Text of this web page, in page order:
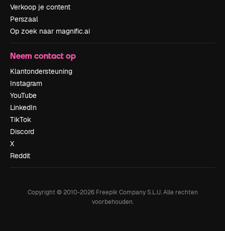
Verkoop je content
Perszaal
Op zoek naar magnific.ai
Neem contact op
Klantondersteuning
Instagram
YouTube
LinkedIn
TikTok
Discord
X
Reddit
Copyright © 2010-2026Freepik Company S.L.U. Alle rechten
voorbehouden.